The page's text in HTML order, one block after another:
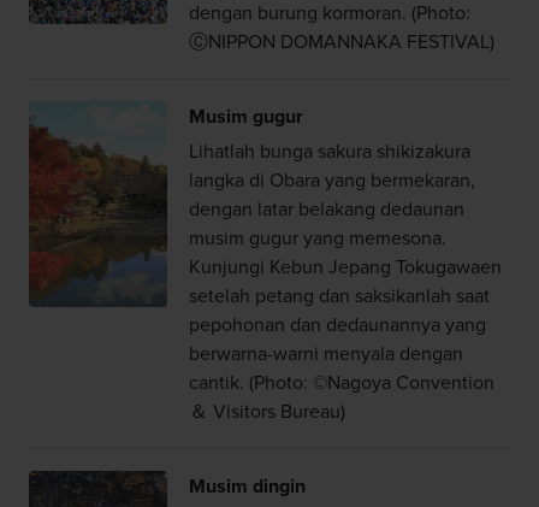
dengan burung kormoran. (Photo:
ⒸNIPPON DOMANNAKA FESTIVAL)
Musim gugur
Lihatlah bunga sakura shikizakura
langka di Obara yang bermekaran,
dengan latar belakang dedaunan
musim gugur yang memesona.
Kunjungi Kebun Jepang Tokugawaen
setelah petang dan saksikanlah saat
pepohonan dan dedaunannya yang
berwarna-warni menyala dengan
cantik. (Photo: ©Nagoya Convention
＆ Visitors Bureau)
Musim dingin